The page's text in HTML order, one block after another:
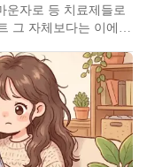
운자로 등 치료제들로
그 자체보다는 이에
뜻밖이라 생각할만한